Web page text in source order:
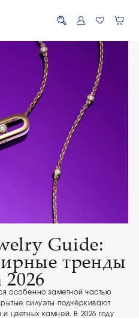
Guide:
тренды
2026
особенно заметной частью
силуэты подчёркивают
цветных камней. В 2026 году